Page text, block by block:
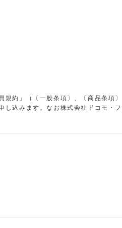
約」（〔一般条項〕、〔商品条項
込みます。なお株式会社ドコモ・